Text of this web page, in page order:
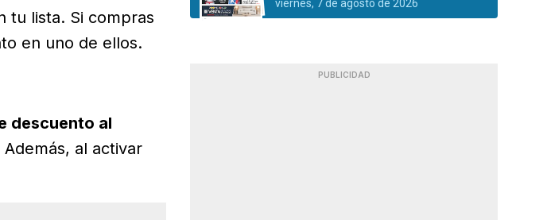
tu lista. Si compras
en uno de ellos.
descuento al
Además, al activar
viernes, 7 de agosto de 2026
PUBLICIDAD